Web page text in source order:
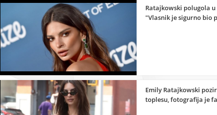
Ratajkowski polugola u
"Vlasnik je sigurno bio
Emily Ratajkowski
toplesu, fotografija je